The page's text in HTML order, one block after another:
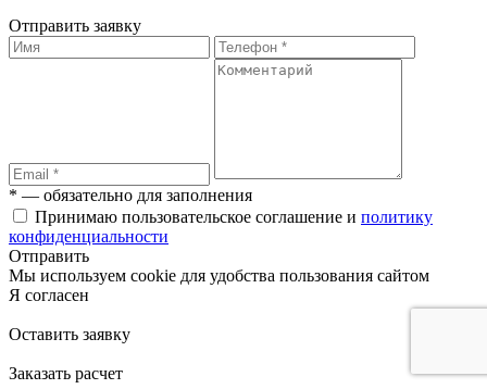
Отправить заявку
* — обязательно для заполнения
Принимаю пользовательское соглашение и политику
конфиденциальности
Отправить
Мы используем cookie для удобства пользования сайтом
Я согласен
Оставить заявку
Заказать расчет